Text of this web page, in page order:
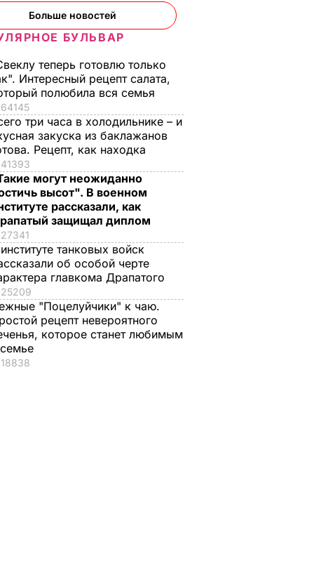
Больше новостей
БУЛЬВАР
теперь готовлю только
Интересный рецепт салата,
полюбила вся семья
64145
три часа в холодильнике – и
закуска из баклажанов
Рецепт, как находка
41393
могут неожиданно
высот". В военном
рассказали, как
защищал диплом
27341
танковых войск
об особой черте
главкома Драпатого
25209
"Поцелуйчики" к чаю.
рецепт невероятного
которое станет любимым
18838